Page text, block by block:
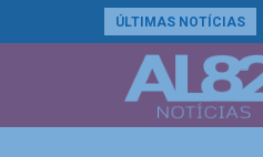
ÚLTIMAS NOTÍCIAS